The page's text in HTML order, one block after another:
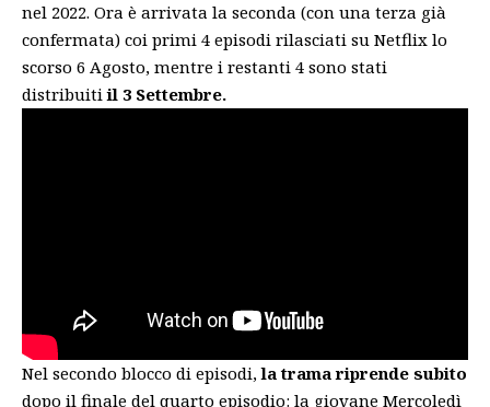
nel 2022. Ora è arrivata la seconda (con una terza già
confermata) coi primi 4 episodi rilasciati su Netflix lo
scorso 6 Agosto, mentre i restanti 4 sono stati
distribuitiil 3 Settembre.
Nel secondo blocco di episodi,la trama riprende subito
dopo il finale del quarto episodio: la giovane Mercoledì